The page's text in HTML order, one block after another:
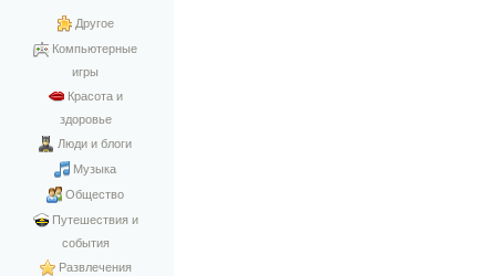
Другое
Компьютерные
игры
Красота и
здоровье
Люди и блоги
Музыка
Общество
Путешествия и
события
Развлечения